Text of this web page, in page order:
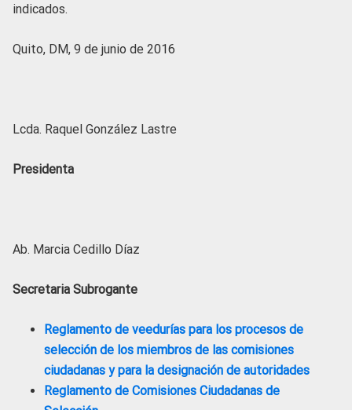
indicados.
Quito, DM, 9 de junio de 2016
Lcda. Raquel González Lastre
Presidenta
Ab. Marcia Cedillo Díaz
Secretaria Subrogante
Reglamento de veedurías para los procesos de
selección de los miembros de las comisiones
ciudadanas y para la designación de autoridades
Reglamento de Comisiones Ciudadanas de